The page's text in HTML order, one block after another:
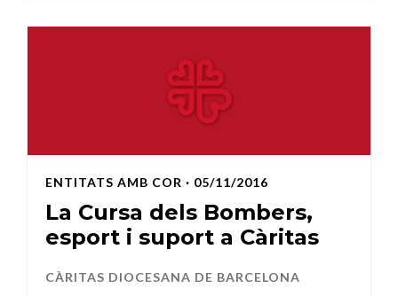
ENTITATS AMB COR · 05/11/2016
La Cursa dels Bombers,
esport i suport a Càritas
CÀRITAS DIOCESANA DE BARCELONA